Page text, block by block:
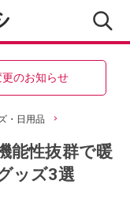
のお知らせ
・日用品
能性抜群で暖
ッズ3選